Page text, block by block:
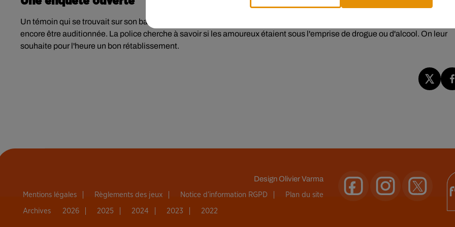
Un témoin qui se trouvait sur son balcon au moment des faits a été interrogé par la police. Quant à l'amante, elle n'a pas pu
encore être auditionnée. La police cherche à savoir si les amoureux étaient sous l'emprise de drogue ou d'alcool. On leur
souhaite pour l'heure un bon rétablissement.
DesignOlivier Varma
Mentions légales Règlements des jeux Notice d’information RGPD Plan du site
Archives 2026 2025 2024 2023 2022